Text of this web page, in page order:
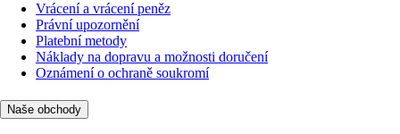
Vrácení a vrácení peněz
Právní upozornění
Platební metody
Náklady na dopravu a možnosti doručení
Oznámení o ochraně soukromí
Naše obchody